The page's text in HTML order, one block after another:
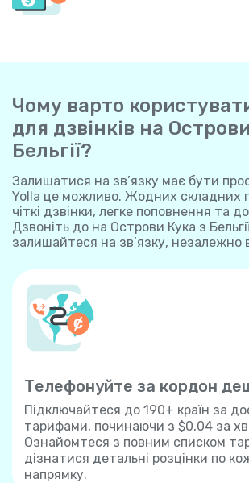
Чому варто
для дзвінків на
Бельгії?
Залишатися на зв’язку має бути
Yolla це можливо. Жодних складних
чіткі дзвінки, легке поповнення та
Дзвоніть до на Острови Кука з
залишайтеся на зв’язку, незалежно
Телефонуйте за кордон
Підключайтеся до 190+ країн за
тарифами, починаючи з $0,04 за
Ознайомтеся з повним списком
дізнатися детальні розцінки по
напрямку.